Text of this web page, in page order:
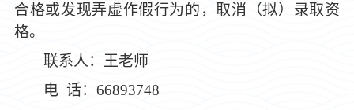
合格或发现弄虚作假行为的，取消（拟）录取资
格。
联系人：王老师
电 话：66893748